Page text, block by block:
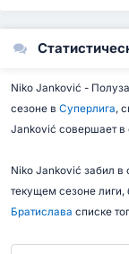
Niko Janković -
сезоне в Суперлига,
Janković совершает в
Niko Janković забил в
текущем сезоне лиги,
Братислава списке